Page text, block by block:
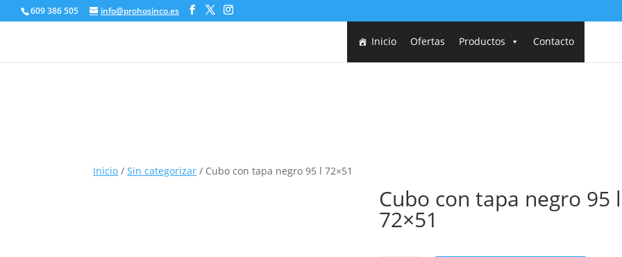
609 386 505 info@prohosinco.es
Inicio Ofertas Productos Contacto
Inicio /Sin categorizar / Cubo con tapa negro 95 l 72×51
Cubo con tapa negro 95 l
72×51